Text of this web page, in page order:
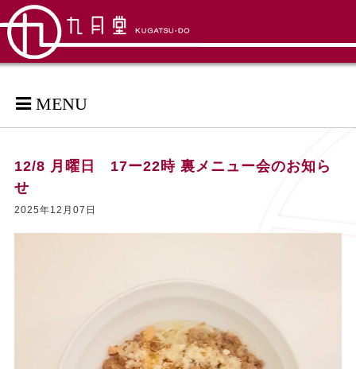
MENU
12/8 月曜日 17ー22時 裏メニュー会のお知ら
せ
2025年12月07日